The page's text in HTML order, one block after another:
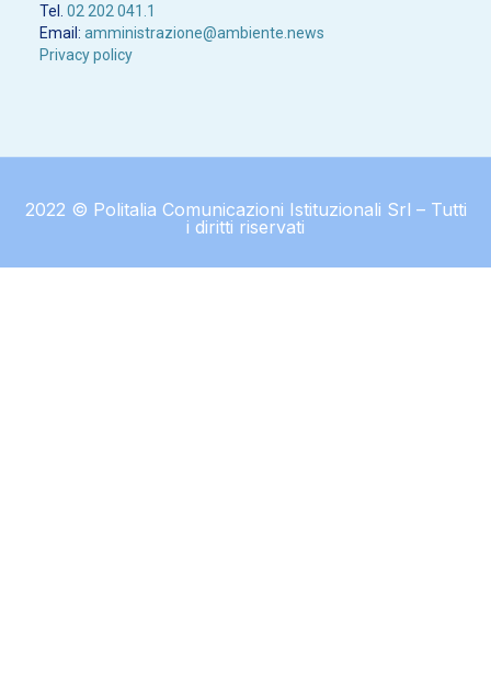
Tel. 02 202 041.1
Email: amministrazione@ambiente.news
Privacy policy
2022 © Politalia Comunicazioni Istituzionali Srl – Tutti
i diritti riservati